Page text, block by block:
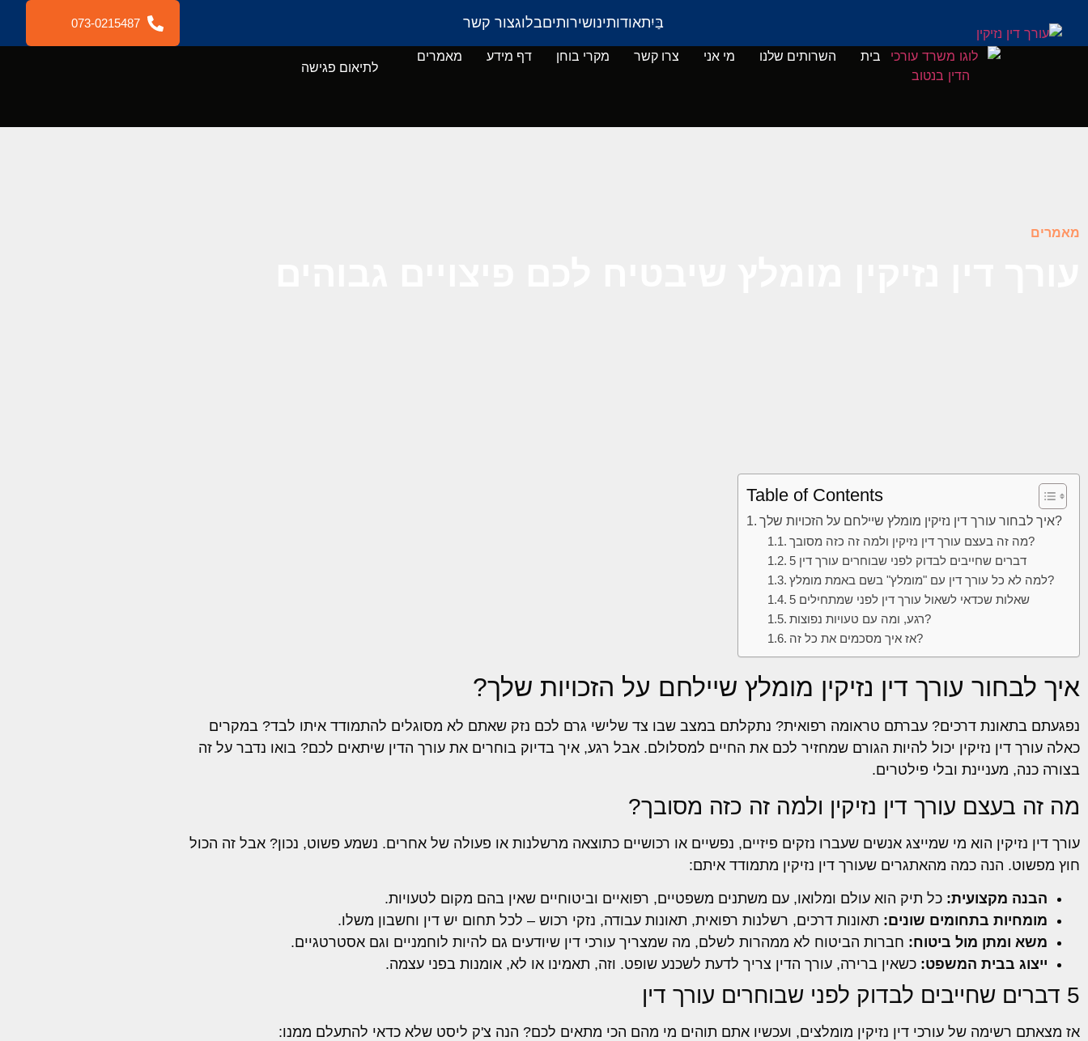
073-0215487 בַּיִתאודותינושירותיםבלוגצור קשר
בית השרותים שלנו מי אני צרו קשר מקרי בוחן דף מידע
מאמרים
לתיאום פגישה
מאמרים
Table of Contents
איך לבחור עורך דין נזיקין מומלץ שיילחם על הזכויות שלך?
מה זה בעצם עורך דין נזיקין ולמה זה כזה מסובך?
5 דברים שחייבים לבדוק לפני שבוחרים עורך דין
למה לא כל עורך דין עם "מומלץ" בשם באמת מומלץ?
5 שאלות שכדאי לשאול עורך דין לפני שמתחילים
רגע, ומה עם טעויות נפוצות?
אז איך מסכמים את כל זה?
איך לבחור עורך דין נזיקין מומלץ שיילחם על הזכויות שלך?
נפגעתם בתאונת דרכים? עברתם טראומה רפואית? נתקלתם במצב שבו צד שלישי גרם לכם נזק שאתם לא מסוגלים להתמודד איתו לבד? במקרים
כאלה עורך דין נזיקין יכול להיות הגורם שמחזיר לכם את החיים למסלולם. אבל רגע, איך בדיוק בוחרים את עורך הדין שיתאים לכם? בואו נדבר על זה
בצורה כנה, מעניינת ובלי פילטרים.
מה זה בעצם עורך דין נזיקין ולמה זה כזה מסובך?
עורך דין נזיקין הוא מי שמייצג אנשים שעברו נזקים פיזיים, נפשיים או רכושיים כתוצאה מרשלנות או פעולה של אחרים. נשמע פשוט, נכון? אבל זה הכול
חוץ מפשוט. הנה כמה מהאתגרים שעורך דין נזיקין מתמודד איתם:
הבנה מקצועית: כל תיק הוא עולם ומלואו, עם משתנים משפטיים, רפואיים וביטוחיים שאין בהם מקום לטעויות.
מומחיות בתחומים שונים: תאונות דרכים, רשלנות רפואית, תאונות עבודה, נזקי רכוש – לכל תחום יש דין וחשבון משלו.
משא ומתן מול ביטוח: חברות הביטוח לא ממהרות לשלם, מה שמצריך עורכי דין שיודעים גם להיות לוחמניים וגם אסטרטגיים.
ייצוג בבית המשפט: כשאין ברירה, עורך הדין צריך לדעת לשכנע שופט. וזה, תאמינו או לא, אומנות בפני עצמה.
5 דברים שחייבים לבדוק לפני שבוחרים עורך דין
אז מצאתם רשימה של עורכי דין נזיקין מומלצים, ועכשיו אתם תוהים מי מהם הכי מתאים לכם? הנה צ'ק ליסט שלא כדאי להתעלם ממנו: